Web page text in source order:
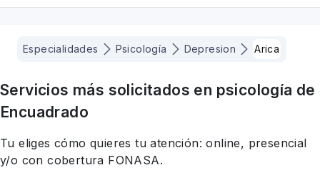
Especialidades Psicología Depresion Arica
Servicios más solicitados en psicología de
Encuadrado
Tu eliges cómo quieres tu atención: online, presencial
y/o con cobertura FONASA.